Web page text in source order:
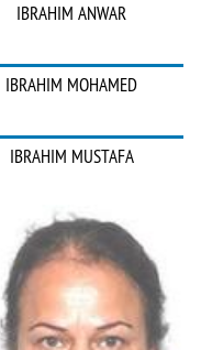
IBRAHIM ANWAR
IBRAHIM MOHAMED
IBRAHIM MUSTAFA